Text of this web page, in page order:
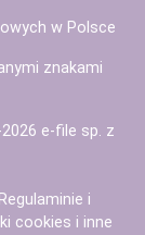
w Polsce
znakami
e-file sp. z
Regulaminie i
cookies i inne